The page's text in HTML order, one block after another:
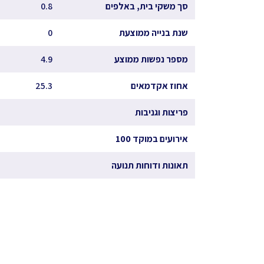
סך משקי בית, באלפים 0.8
שנת בנייה ממוצעת 0
מספר נפשות ממוצע 4.9
אחוז אקדמאים 25.3
פריצות וגניבות
אירועים במוקד 100
תאונות ודוחות תנועה